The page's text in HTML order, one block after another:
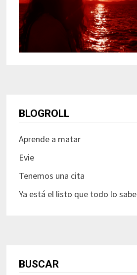
BLOGROLL
Aprende a matar
Evie
Tenemos una cita
Ya está el listo que todo lo sabe
BUSCAR